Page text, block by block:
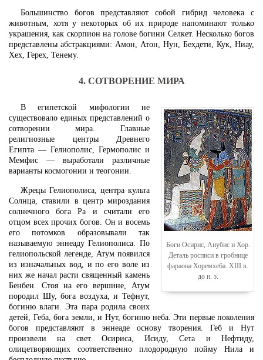
Большинство богов представляют собой гибрид человека с
животным, хотя у некоторых об их природе напоминают только
украшения, как скорпион на голове богини Селкет. Несколько богов
представлены абстракциями: Амон, Атон, Нун, Бехдети, Кук, Ниау,
Хех, Герех, Тенему.
4. СОТВОРЕНИЕ МИРА
Боги Осирис, Анубис и Хор.
Деталь росписи в гробнице
фараона Хоремхеба. XIII в.
до н. э.
В египетской мифологии не
существовало единых представлений о
сотворении мира. Главные
религиозные центры Древнего
Египта — Гелиополис, Гермополис и
Мемфис — выработали различные
варианты космогонии и теогонии.
Жрецы Гелиополиса, центра культа
Солнца, ставили в центр мироздания
солнечного бога Ра и считали его
отцом всех прочих богов. Он и восемь
его потомков образовывали так
называемую эннеаду Гелиополиса. По
гелиопольской легенде, Атум появился
из изначальных вод, и по его воле из
них же начал расти священный камень
Бенбен. Стоя на его вершине, Атум
породил Шу, бога воздуха, и Тефнут,
богиню влаги. Эта пара родила своих
детей, Геба, бога земли, и Нут, богиню неба. Эти первые поколения
богов представляют в эннеаде основу творения. Геб и Нут
произвели на свет Осириса, Исиду, Сета и Нефтиду,
олицетворяющих соответственно плодородную пойму Нила и